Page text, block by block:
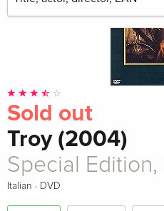
Sold out
Troy (2004)
Special Edition,
Italian · DVD